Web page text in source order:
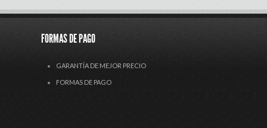
FORMAS DE PAGO
GARANTÍA DE MEJOR PRECIO
FORMAS DE PAGO